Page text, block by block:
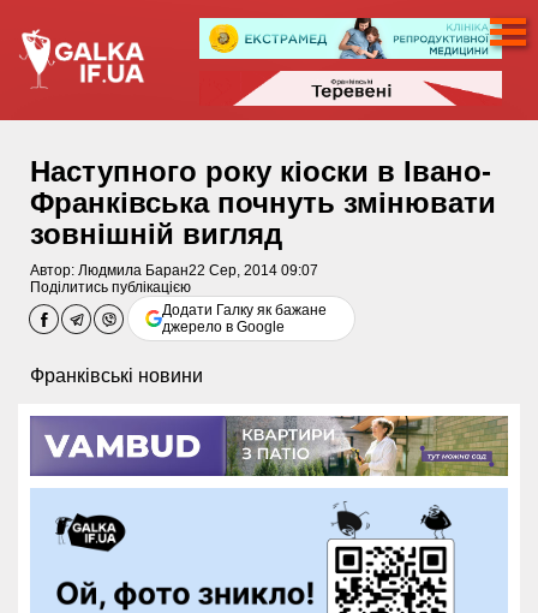
Наступного року кіоски в Івано-
Франківська почнуть змінювати
зовнішній вигляд
Автор: Людмила Баран22 Сер, 2014 09:07
Поділитись публікацією
Додати Галку як бажане
джерело в Google
Франківські новини